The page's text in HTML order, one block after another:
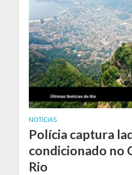
NOTICIAS
Polícia captura
condicionado no
Rio